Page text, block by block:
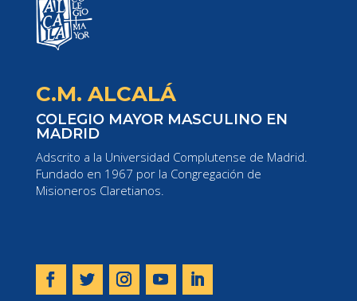
C.M. ALCALÁ
COLEGIO MAYOR MASCULINO EN
MADRID
Adscrito a la Universidad Complutense de Madrid.
Fundado en 1967 por la Congregación de
Misioneros Claretianos.